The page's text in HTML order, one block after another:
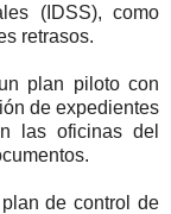
(IDSS), como
retrasos.
plan piloto con
de expedientes
las oficinas del
de control de